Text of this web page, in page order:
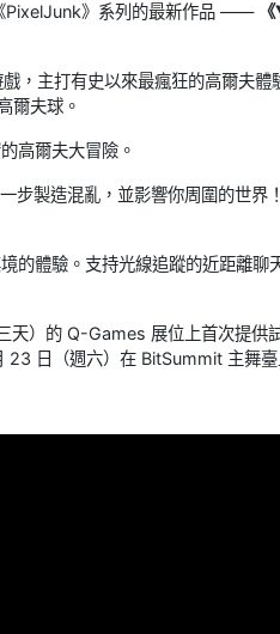
PixelJunk》系列的最新作品 ——
，主打有史以來最瘋狂的高爾夫
爾夫球。
高爾夫大冒險。
步製造混亂，並影響你周圍的世界
的體驗。支持光線追蹤的近距離
天）的 Q-Games 展位上首次提
23 日（週六）在 BitSummit 主舞